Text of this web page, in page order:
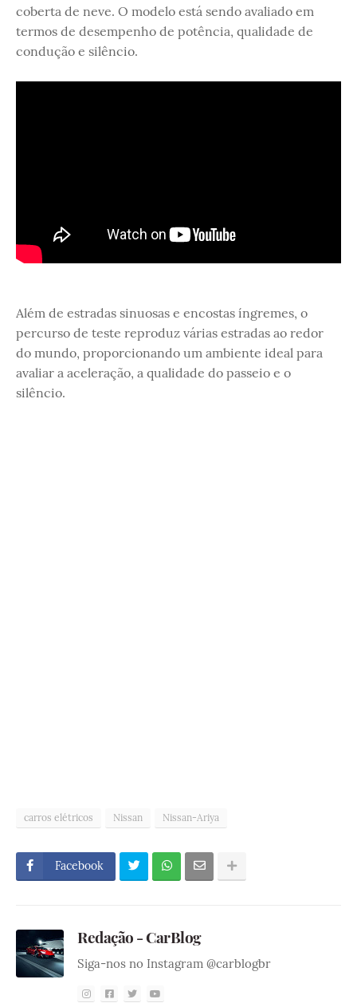
coberta de neve. O modelo está sendo avaliado em
termos de desempenho de potência, qualidade de
condução e silêncio.
Além de estradas sinuosas e encostas íngremes, o
percurso de teste reproduz várias estradas ao redor
do mundo, proporcionando um ambiente ideal para
avaliar a aceleração, a qualidade do passeio e o
silêncio.
carros elétricos Nissan Nissan-Ariya
Facebook
Redação - CarBlog
Siga-nos no Instagram @carblogbr